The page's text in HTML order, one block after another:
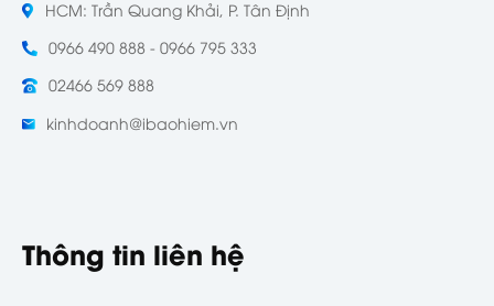
HCM: Trần Quang Khải, P. Tân Định
0966 490 888 - 0966 795 333
02466 569 888
kinhdoanh@ibaohiem.vn
Thông tin liên hệ